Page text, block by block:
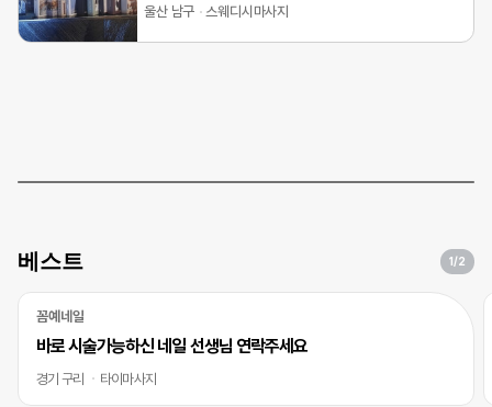
울산 남구 스웨디시마사지
베스트 1/2
꼼예네일
바로 시술가능하신 네일 선생님 연락주세요
경기 구리 타이마사지